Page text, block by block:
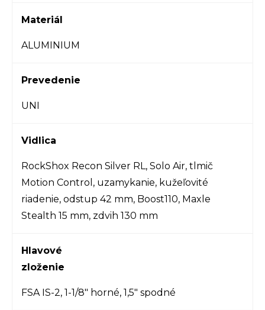
Materiál
ALUMINIUM
Prevedenie
UNI
Vidlica
RockShox Recon Silver RL, Solo Air, tlmič
Motion Control, uzamykanie, kužeľovité
riadenie, odstup 42 mm, Boost110, Maxle
Stealth 15 mm, zdvih 130 mm
Hlavové
zloženie
FSA IS-2, 1-1/8" horné, 1,5" spodné